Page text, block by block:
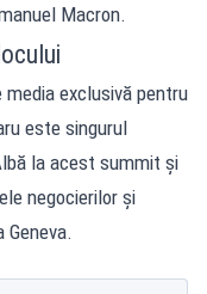
Macron.
exclusivă pentru
este singurul
la acest summit și
negocierilor și